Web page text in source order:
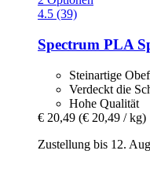
4.5 (39)
Spectrum PLA
Steinartige
Verdeckt die
Hohe Qualität
€ 20,49 (€ 20,49 / kg)
Zustellung bis 12.